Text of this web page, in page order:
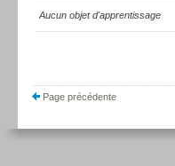
Aucun objet d'apprentissage
Page précédente